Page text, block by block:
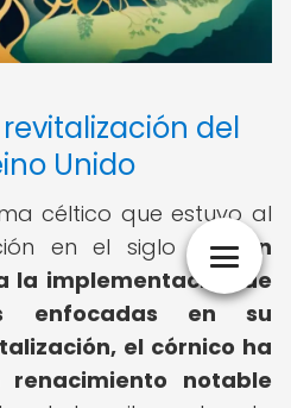
del
Unido
céltico que estuvo al
en el siglo XX. Sin
la implementación de
enfocadas en su
el córnico ha
renacimiento notable